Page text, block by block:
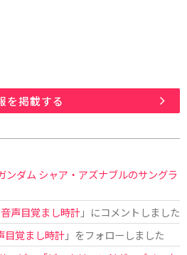
を掲載する
ンダム シャア・アズナブルのサングラ
声目覚まし時計」にコメントしました
目覚まし時計」をフォローしました